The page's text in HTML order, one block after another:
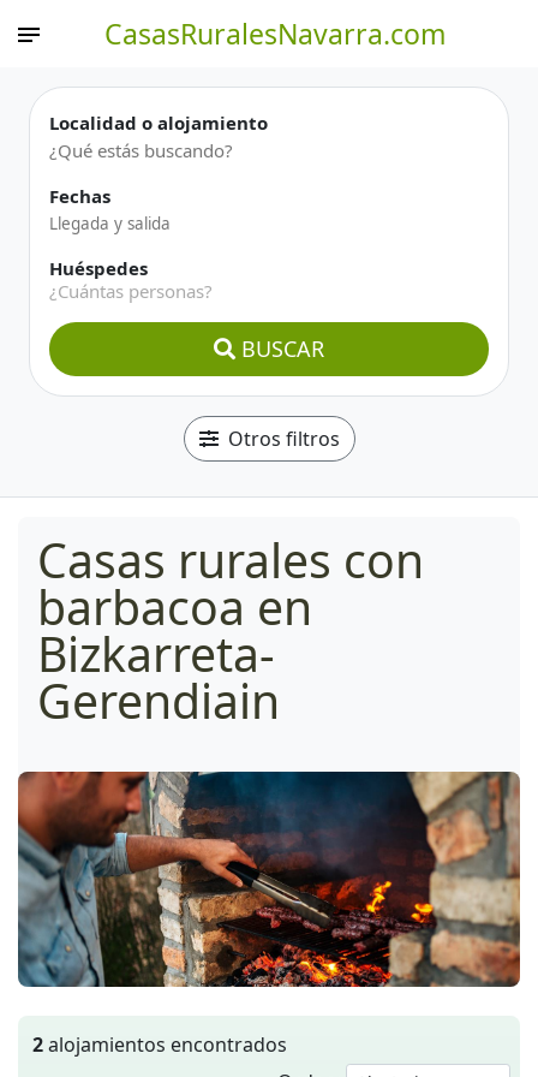
CasasRuralesNavarra.com
Localidad o alojamiento
Fechas
Huéspedes
¿Cuántas personas?
BUSCAR
Otros filtros
Casas rurales con
barbacoa en
Bizkarreta-
Gerendiain
2alojamientos encontrados